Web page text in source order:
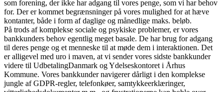
som forening, der ikke har adgang til vores penge, som vi har behov
for. Der er kommet begrænsninger på vores mulighed for at hæve
kontanter, både i form af daglige og månedlige maks. beløb.
På trods af komplekse sociale og psykiske problemer, er vores
bankkunders behov egentlig meget basale. De har brug for adgang
til deres penge og et menneske til at møde dem i interaktionen. Det
er alligevel med uro i maven, at vi sender vores sidste bankkunder
videre til UdbetalingDanmark og Ydelseskontoret i Århus
Kommune. Vores bankkunder navigerer dårligt i den komplekse
jungle af GDPR-regler, telefonkøer, samtykkeerklæringer,